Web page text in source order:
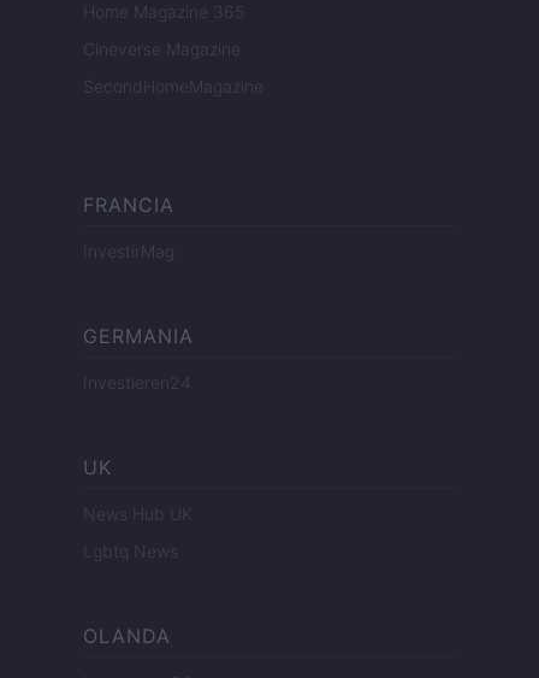
Home Magazine 365
Cineverse Magazine
SecondHomeMagazine
FRANCIA
InvestirMag
GERMANIA
Investieren24
UK
News Hub UK
Lgbtq News
OLANDA